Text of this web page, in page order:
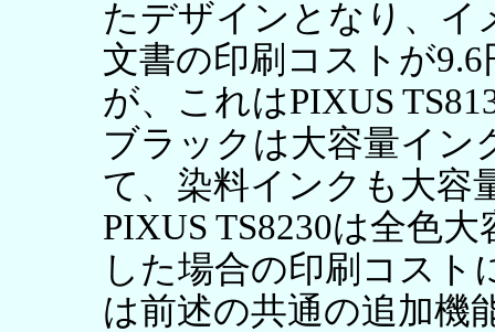
たデザインとなり、イ
文書の印刷コストが
が、これはPIXUS
ブラックは大容量イン
て、染料インクも大容
PIXUS TS8230は全色
した場合の印刷コス
は前述の共通の追加機